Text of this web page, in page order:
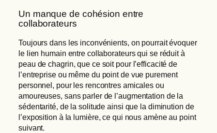
Un manque de cohésion entre
collaborateurs
Toujours dans les inconvénients, on pourrait évoquer
le lien humain entre collaborateurs qui se réduit à
peau de chagrin, que ce soit pour l’efficacité de
l’entreprise ou même du point de vue purement
personnel, pour les rencontres amicales ou
amoureuses, sans parler de l’augmentation de la
sédentarité, de la solitude ainsi que la diminution de
l’exposition à la lumière, ce qui nous amène au point
suivant.